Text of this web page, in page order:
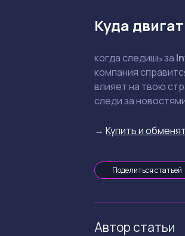
Куда
когда следишь за
компания
влияет на твою
следи за
→ Купить и
Поделиться статьей
Автор статьи